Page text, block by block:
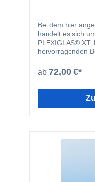
Bei dem hier
handelt es sich
PLEXIGLAS® XT.
hervorragenden
bearbeitbar und
Eigenschaften
ab 72,00 €*